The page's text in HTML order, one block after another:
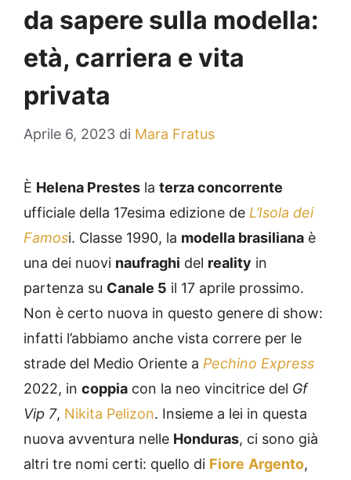
da sapere sulla modella:
età, carriera e vita
privata
Aprile 6, 2023 di Mara Fratus
È Helena Prestes la terza concorrente
ufficiale della 17esima edizione de L’Isola dei
Famosi. Classe 1990, la modella brasiliana è
una dei nuovi naufraghi del reality in
partenza su Canale 5 il 17 aprile prossimo.
Non è certo nuova in questo genere di show:
infatti l’abbiamo anche vista correre per le
strade del Medio Oriente a Pechino Express
2022, in coppia con la neo vincitrice del Gf
Vip 7, Nikita Pelizon. Insieme a lei in questa
nuova avventura nelle Honduras, ci sono già
altri tre nomi certi: quello di Fiore Argento,